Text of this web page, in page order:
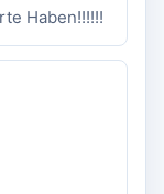
Haben!!!!!!